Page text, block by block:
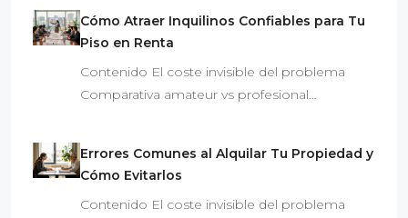
Cómo Atraer Inquilinos Confiables para Tu
Piso en Renta
Contenido El coste invisible del problema
Comparativa amateur vs profesional…
Errores Comunes al Alquilar Tu Propiedad y
Cómo Evitarlos
Contenido El coste invisible del problema